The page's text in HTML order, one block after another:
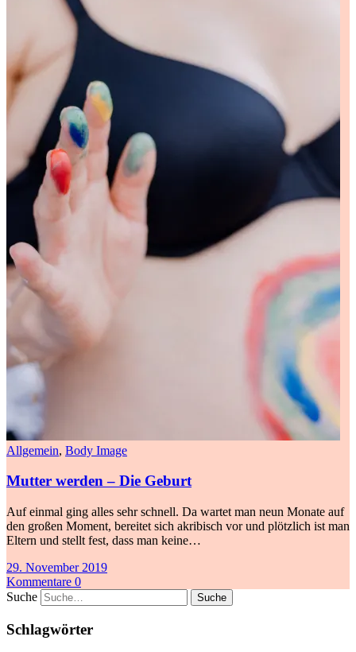
Allgemein, Body Image
Mutter werden – Die Geburt
Auf einmal ging alles sehr schnell. Da wartet man neun Monate auf
den großen Moment, bereitet sich akribisch vor und plötzlich ist man
Eltern und stellt fest, dass man keine…
29. November 2019
Kommentare 0
Suche
Schlagwörter